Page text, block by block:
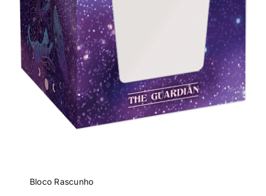
Bloco Rascunho